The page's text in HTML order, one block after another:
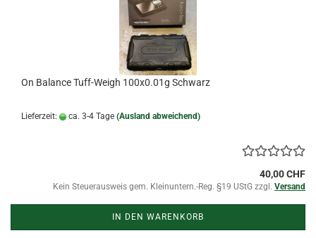
On Balance Tuff-Weigh 100x0.01g Schwarz
Lieferzeit: ca. 3-4 Tage (Ausland abweichend)
40,00 CHF
Kein Steuerausweis gem. Kleinuntern.-Reg. §19 UStG zzgl. Versand
IN DEN WARENKORB